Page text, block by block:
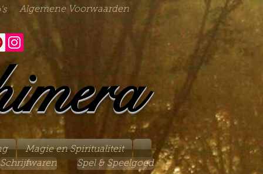
Algemene Voorwaarden
Magie en Spiritualiteit
Schrijfwaren
Spel & Speelgoed